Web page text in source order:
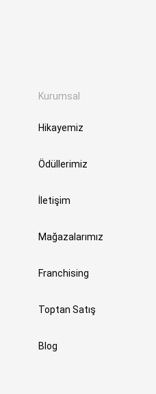
Kurumsal
Hikayemiz
Ödüllerimiz
İletişim
Mağazalarımız
Franchising
Toptan Satış
Blog